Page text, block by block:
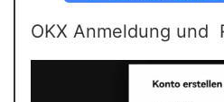
OKX Anmeldung und